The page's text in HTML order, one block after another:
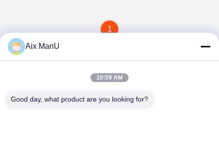
1
Aix ManU
10:59 AM
Good day, what product are you looking for?